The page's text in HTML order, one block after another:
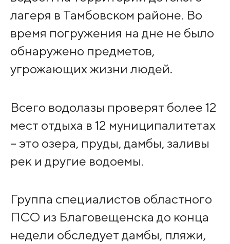
лагеря в Тамбовском районе. Во
время погружения на дне не было
обнаружено предметов,
угрожающих жизни людей.
Всего водолазы проверят более 12
мест отдыха в 12 муниципалитетах
– это озера, пруды, дамбы, заливы
рек и другие водоемы.
Группа специалистов областного
ПСО из Благовещенска до конца
недели обследует дамбы, пляжи,